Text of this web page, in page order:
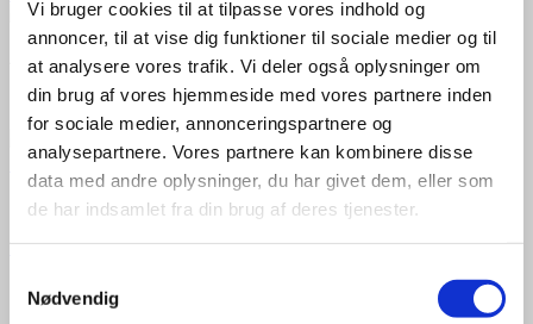
Vi bruger cookies til at tilpasse vores indhold og
annoncer, til at vise dig funktioner til sociale medier og til
at analysere vores trafik. Vi deler også oplysninger om
din brug af vores hjemmeside med vores partnere inden
for sociale medier, annonceringspartnere og
analysepartnere. Vores partnere kan kombinere disse
data med andre oplysninger, du har givet dem, eller som
de har indsamlet fra din brug af deres tjenester.
Nødvendig
A+++
19 dB(A)
Luft til luft varmepumpe 100 m²
Panasonic varmepumpe luft/luft HZ35ZKE (kit)
Energimærke A+++
SCOP 5,3 og SEER 8,6